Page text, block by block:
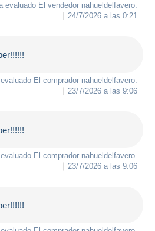
evaluado El vendedor nahueldelfavero.
24/7/2026 a las 0:21
El comprador nahueldelfavero.
23/7/2026 a las 9:06
El comprador nahueldelfavero.
23/7/2026 a las 9:06